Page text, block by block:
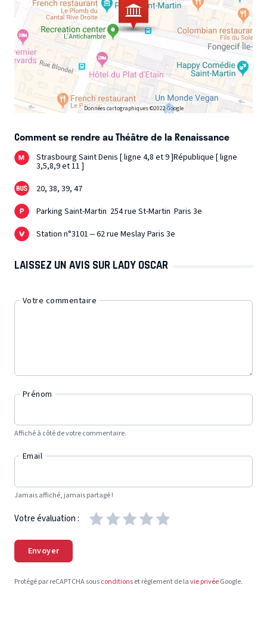
Données cartographiques ©2022 Google
Comment se rendre au Théâtre de la Renaissance
Strasbourg Saint Denis [ ligne 4,8 et 9 ]République [ ligne
3,5,8,9 et 11 ]
20, 38, 39, 47
Parking Saint-Martin 254 rue St-Martin Paris 3e
Station n°3101 – 62 rue Meslay Paris 3e
LAISSEZ UN AVIS SUR LADY OSCAR
Votre commentaire
Prénom
Affiché à côté de votre commentaire.
Email
Jamais affiché, jamais partagé !
Votre évaluation :
Envoyer
Protégé par reCAPTCHA sousconditionset règlement de lavie privéeGoogle.